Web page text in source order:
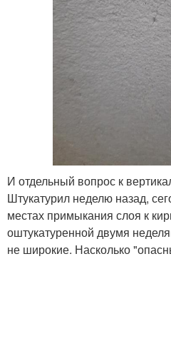
И отдельный вопрос к
Штукатурил неделю назад,
местах примыкания слоя к
оштукатуренной двумя
не широкие. Насколько